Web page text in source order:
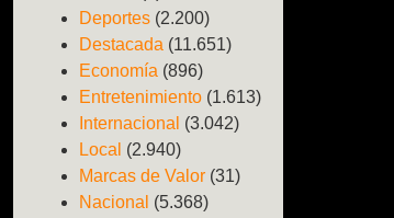
Deportes(2.200)
Destacada (11.651)
Economía (896)
Entretenimiento(1.613)
Internacional (3.042)
Local (2.940)
Marcas de Valor(31)
Nacional (5.368)